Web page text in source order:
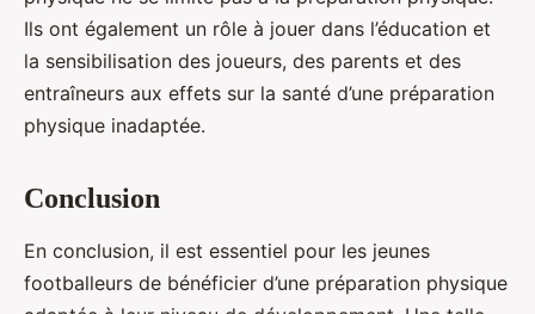
Ils ont également un rôle à jouer dans l’éducation et
la sensibilisation des joueurs, des parents et des
entraîneurs aux effets sur la santé d’une préparation
physique inadaptée.
Conclusion
En conclusion, il est essentiel pour les jeunes
footballeurs de bénéficier d’une préparation physique